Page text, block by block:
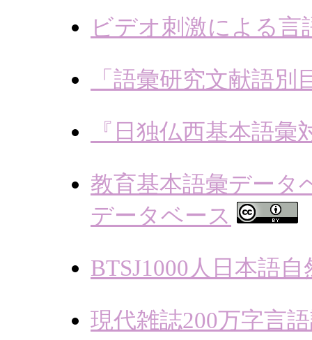
ビデオ刺激による言
「語彙研究文献語別
『日独仏西基本語
教育基本語彙データ
データベース
BTSJ1000人日本語
現代雑誌200万字言